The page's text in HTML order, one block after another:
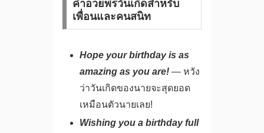
คำอวยพรวันเกิดสำหรับ
เพื่อนและคนสนิท
Hope your birthday is as
amazing as you are!— หวัง
ว่าวันเกิดของนายจะสุดยอด
เหมือนตัวนายเลย!
Wishing you a birthday full